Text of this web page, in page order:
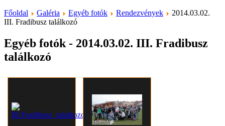
Főoldal Galéria Egyéb fotók Rendezvények
2014.03.02.
III. Fradibusz találkozó
Egyéb fotók - 2014.03.02. III. Fradibusz
találkozó